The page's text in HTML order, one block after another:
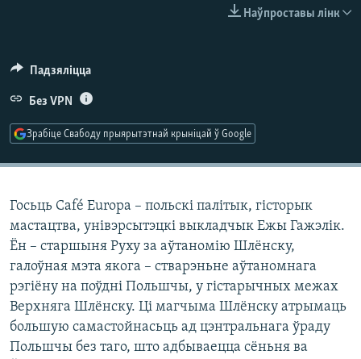
Наўпроставы лінк
Падзяліцца
Без VPN
Зрабіце Свабоду прыярытэтнай крыніцай ў Google
Госьць Café Europa – польскі палітык, гісторык
мастацтва, унівэрсытэцкі выкладчык Ежы Гажэлік.
Ён – старшыня Руху за аўтаномію Шлёнску,
галоўная мэта якога – стварэньне аўтаномнага
рэгіёну на поўдні Польшчы, у гістарычных межах
Верхняга Шлёнску. Ці магчыма Шлёнску атрымаць
большую самастойнасьць ад цэнтральнага ўраду
Польшчы без таго, што адбываецца сёньня ва